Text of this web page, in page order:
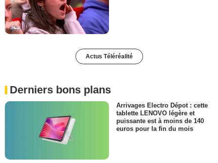
Actus Téléréalité
Derniers bons plans
Arrivages Electro Dépot : cette
tablette LENOVO légère et
puissante est à moins de 140
euros pour la fin du mois